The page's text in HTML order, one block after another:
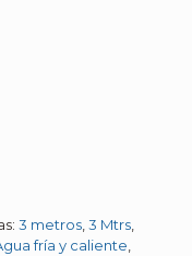
3 metros 3 Mtrs
fría y caliente